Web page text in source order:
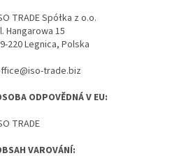
TRADE Spółka z o.o.
Hangarowa 15
220 Legnica, Polska
trade.biz
ODPOVĚDNÁ V EU:
TRADE
VAROVÁNÍ: